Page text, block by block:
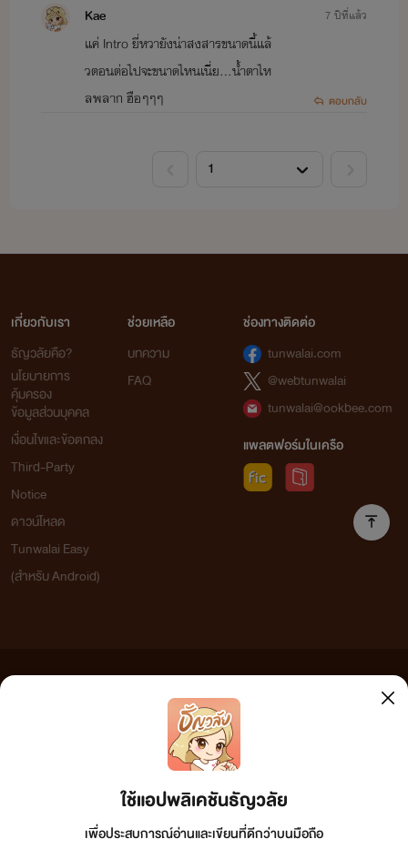
ขอบคุณทุกคนที่ติดตามและสนับสนุนความสุขของ
ไรต์นะคะ🙏🏻รักกกกกกกกก 🖤💞
-นิยายทุกเรื่องของไรท์-
***สงวนลิขสิทธิ์ตามพระราชบัญญัติพุทธศักราช 2557
ห้ามดัดแปลงบทความ คัดลอกและนำไปใช้บางส่วน
และนำไปเผยแพร่ไม่ว่ากรณีใดๆทั้งสิ้น
หากฝ่าฝืนมีบทลงโทษบัญญัติไว้สูงสุดตามกฎหมาย
พระราชบัญญัติ 2537
นิยายทุกเรื่องสงวนลิขสิทธิ์ตามพระราชบัญญัติ
Kae
แค่ Intro ยี่หวายังน่าสงสารขนาดนี้แล้
วตอนต่อไปจะขนาดไหนเนี่ย...น้ำตาไห
ลพลาก ฮือๆๆๆ
7 ปีที่แล้ว
ตอบกลับ
ใช้แอปพลิเคชันธัญวลัย
เพื่อประสบการณ์อ่านและเขียนที่ดีกว่าบนมือถือ
เกี่ยวกับเรา
ธัญวลัยคือ?
นโยบายการ
คุ้มครอง
ข้อมูลส่วนบุคคล
เงื่อนไขและข้อตกลง
Third-Party
Notice
ดาวน์โหลด
Tunwalai Easy
(สำหรับ Android)
ช่วยเหลือ
บทความ
FAQ
ช่องทางติดต่อ
tunwalai.com
@webtunwalai
tunwalai@ookbee.com
แพลตฟอร์มในเครือ
เว็บไซต์แห่งนี้ไม่ได้เห็นด้วยและไม่ขอรับผิดชอบต่อข้อความใดๆ ทั้งสิ้น ดังนั้นผู้อ่านทุกท่านโปรดใช้
วิจารณญาณในการกลั่นกรองด้วยตนเอง และหากท่านพบข้อความใดๆ ที่ขัดต่อกฎหมายและศีลธรรม
กรุณาแจ้งมาที่ tunwalai@ookbee.com เพื่อทีมงานจะได้ดำเนินการในทันที ทั้งนี้ ทางเว็บไซต์ขอสงวน
ลิขสิทธิ์ตามพระราชบัญญัติลิขสิทธิ์ (ฉบับเพิ่มเติม) พ.ศ.2558